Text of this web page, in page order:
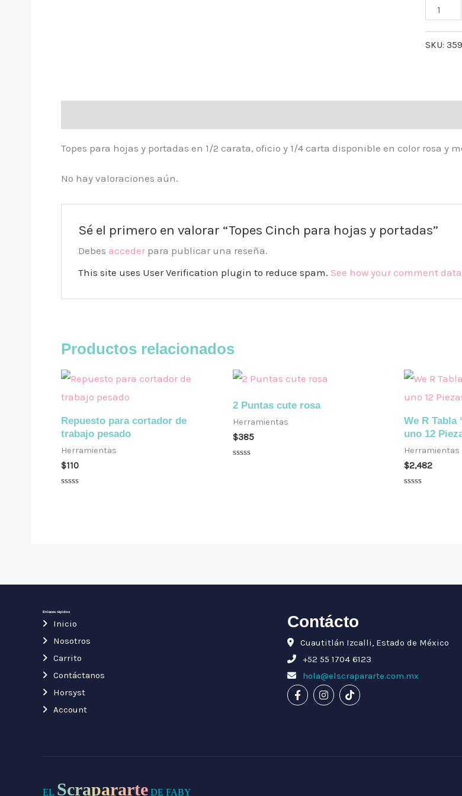
SKU: 359
Topes para hojas y portadas en 1/2 carata, oficio y 1/4 carta disponible en color rosa y
No hay valoraciones aún.
Sé el primero en valorar “Topes Cinch para hojas y portadas”
Debesacceder para publicar una reseña.
This site uses User Verification plugin to reduce spam.See how your comment
Productos relacionados
Repuesto para cortador de
trabajo pesado
Herramientas
$110
2 Puntas cute rosa
Herramientas
$385
We R Tabla
uno 12
Herramientas
$2,482
Enlaces rápidos
Inicio
Nosotros
Carrito
Contáctanos
Horsyst
Account
Contácto
Cuautitlán Izcalli, Estado de México
+52 55 1704 6123
hola@elscrapararte.com.mx
EL Scrapararte DE FABY